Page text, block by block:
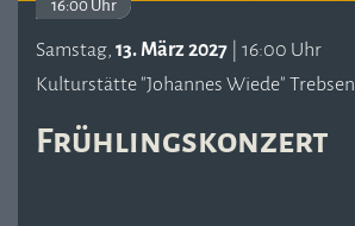
16:00 Uhr
Samstag, 13. März 2027 | 16:00 Uhr
Kulturstätte "Johannes Wiede" Trebsen
Frühlingskonzert